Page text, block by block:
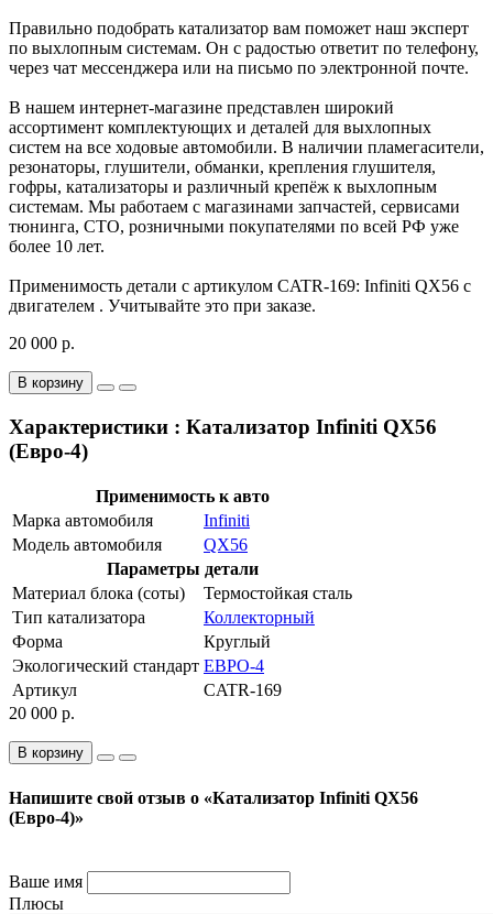
Правильно подобрать катализатор вам поможет наш эксперт
по выхлопным системам. Он с радостью ответит по телефону,
через чат мессенджера или на письмо по электронной почте.
В нашем интернет-магазине представлен широкий
ассортимент комплектующих и деталей для выхлопных
систем на все ходовые автомобили. В наличии пламегасители,
резонаторы, глушители, обманки, крепления глушителя,
гофры, катализаторы и различный крепёж к выхлопным
системам. Мы работаем с магазинами запчастей, сервисами
тюнинга, СТО, розничными покупателями по всей РФ уже
более 10 лет.
Применимость детали с артикулом CATR-169: Infiniti QX56 с
двигателем . Учитывайте это при заказе.
20 000 р.
В корзину
Характеристики : Катализатор Infiniti QX56
(Евро-4)
Применимость к авто
Марка автомобиля
Infiniti
Модель автомобиля
QX56
Параметры детали
Материал блока (соты)
Термостойкая сталь
Тип катализатора
Коллекторный
Форма
Круглый
Экологический стандарт ЕВРО-4
Артикул
CATR-169
20 000 р.
В корзину
Напишите свой отзыв о «Катализатор Infiniti QX56
(Евро-4)»
Ваше имя
Плюсы